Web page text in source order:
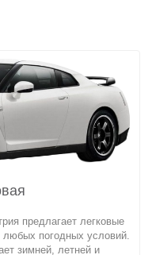
предлагает легковые
погодных условий.
зимней, летней и